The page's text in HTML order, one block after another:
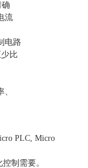
流
电路
比
PLC, Micro
制需要。